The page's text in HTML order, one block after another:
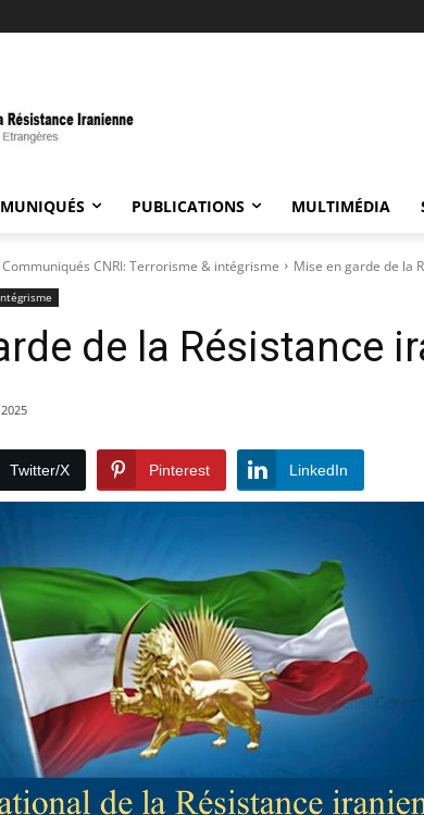
PUBLICATIONS MULTIMÉDIA
Communiqués CNRI: Terrorisme & intégrisme Mise en garde de la
de la Résistance
Twitter/X Pinterest LinkedIn